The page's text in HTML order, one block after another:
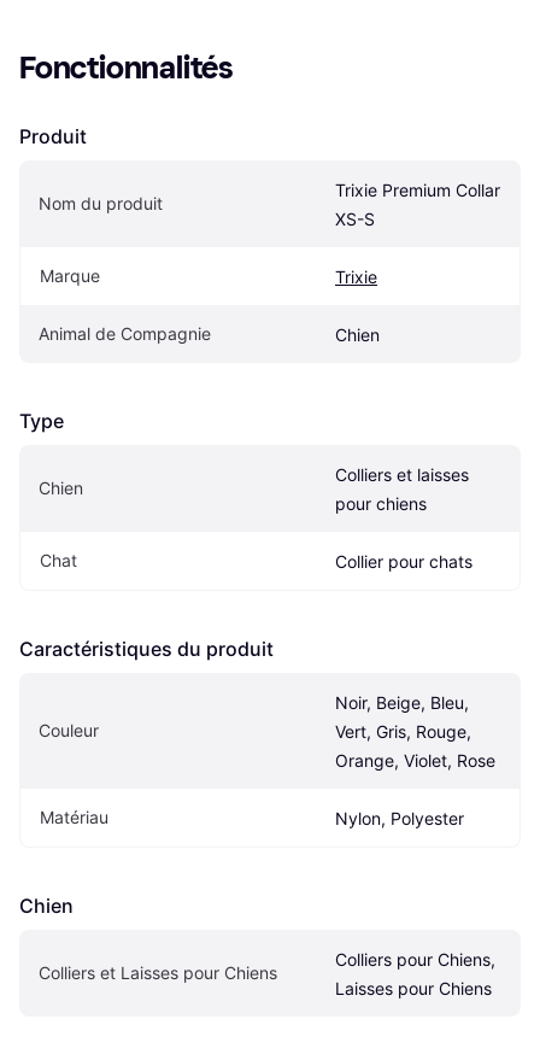
Fonctionnalités
Produit
Nom du produit
Trixie Premium Collar
XS-S
Marque Trixie
Animal de Compagnie Chien
Type
Chien
Colliers et laisses
pour chiens
Chat Collier pour chats
Caractéristiques du produit
Couleur
Noir, Beige, Bleu,
Vert, Gris, Rouge,
Orange, Violet, Rose
Matériau Nylon, Polyester
Chien
Colliers et Laisses pour Chiens
Colliers pour Chiens,
Laisses pour Chiens